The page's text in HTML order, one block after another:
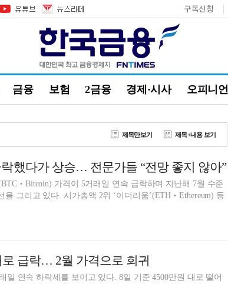
구독신청
금융 보험 2금융 경제·시사 오피니언
제목만보기 제목+내용 보기
했다가 상승… 전문가들 “전망 좋지 않아”
가격이 5거래일 연속 급락하며 지난해 7월 수준
을 그리고 있다. 시가총액 2위 ‘이더리움’(ETH‧Ethereum) 등
로 급락… 2월 가격으로 회귀
일 연속 하락세를 보이고 있다. 8일 기준 4500만원 대로 떨어